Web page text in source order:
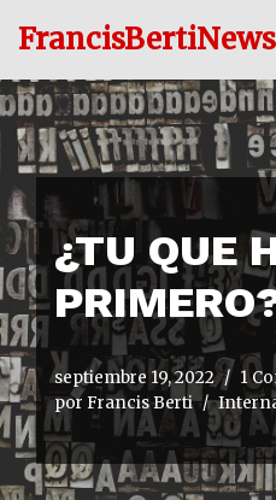
al
contenido
FrancisBertiNews
¿TU QUE
septiembre 19, 2022
1
por Francis Berti